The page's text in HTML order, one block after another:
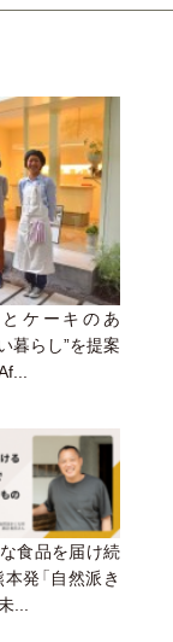
ケーキのあ
暮らし”を提案
食品を届け続
発「自然派き
...